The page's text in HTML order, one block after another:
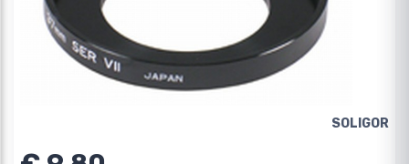
SOLIGOR